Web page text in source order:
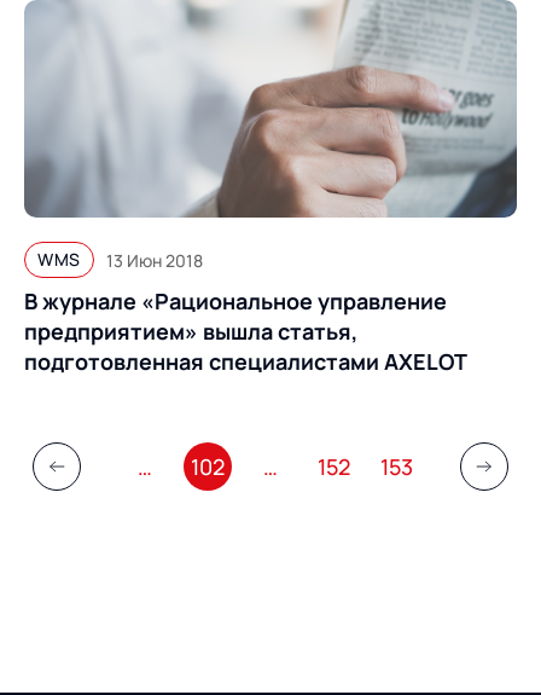
WMS 13 Июн 2018
В журнале «Рациональное управление
предприятием» вышла статья,
подготовленная специалистами AXELOT
… 102 … 152 153